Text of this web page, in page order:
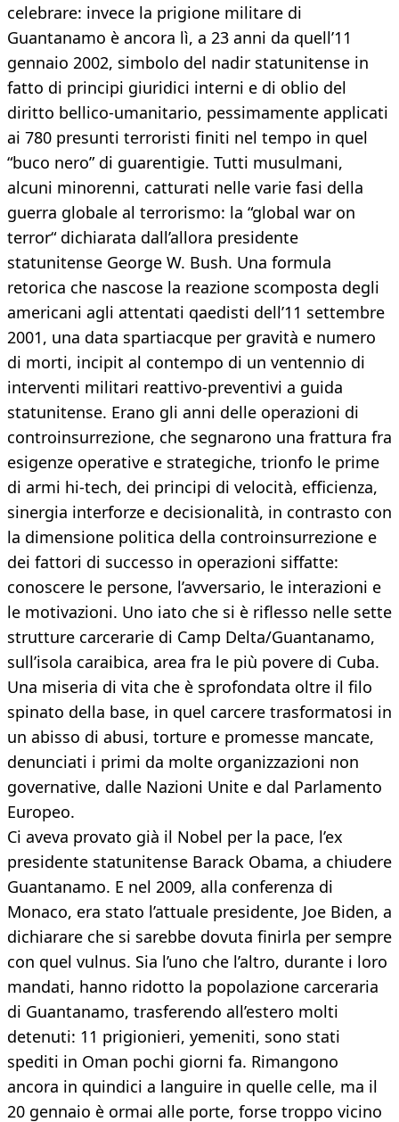
celebrare: invece la prigione militare di
Guantanamo è ancora lì, a 23 anni da quell’11
gennaio 2002, simbolo del nadir statunitense in
fatto di principi giuridici interni e di oblio del
diritto bellico-umanitario, pessimamente applicati
ai 780 presunti terroristi finiti nel tempo in quel
“buco nero” di guarentigie. Tutti musulmani,
alcuni minorenni, catturati nelle varie fasi della
guerra globale al terrorismo: la “global war on
terror“ dichiarata dall’allora presidente
statunitense George W. Bush. Una formula
retorica che nascose la reazione scomposta degli
americani agli attentati qaedisti dell’11 settembre
2001, una data spartiacque per gravità e numero
di morti, incipit al contempo di un ventennio di
interventi militari reattivo-preventivi a guida
statunitense. Erano gli anni delle operazioni di
controinsurrezione, che segnarono una frattura fra
esigenze operative e strategiche, trionfo le prime
di armi hi-tech, dei principi di velocità, efficienza,
sinergia interforze e decisionalità, in contrasto con
la dimensione politica della controinsurrezione e
dei fattori di successo in operazioni siffatte:
conoscere le persone, l’avversario, le interazioni e
le motivazioni. Uno iato che si è riflesso nelle sette
strutture carcerarie di Camp Delta/Guantanamo,
sull’isola caraibica, area fra le più povere di Cuba.
Una miseria di vita che è sprofondata oltre il filo
spinato della base, in quel carcere trasformatosi in
un abisso di abusi, torture e promesse mancate,
denunciati i primi da molte organizzazioni non
governative, dalle Nazioni Unite e dal Parlamento
Europeo.
Ci aveva provato già il Nobel per la pace, l’ex
presidente statunitense Barack Obama, a chiudere
Guantanamo. E nel 2009, alla conferenza di
Monaco, era stato l’attuale presidente, Joe Biden, a
dichiarare che si sarebbe dovuta finirla per sempre
con quel vulnus. Sia l’uno che l’altro, durante i loro
mandati, hanno ridotto la popolazione carceraria
di Guantanamo, trasferendo all’estero molti
detenuti: 11 prigionieri, yemeniti, sono stati
spediti in Oman pochi giorni fa. Rimangono
ancora in quindici a languire in quelle celle, ma il
20 gennaio è ormai alle porte, forse troppo vicino